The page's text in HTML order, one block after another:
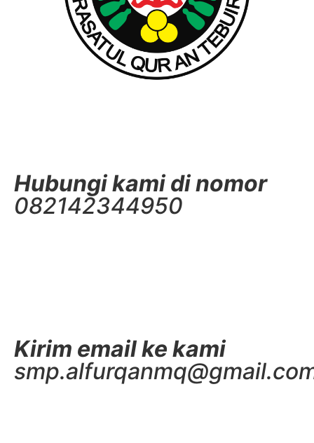
Hubungi kami di nomor
082142344950
Kirim email ke kami